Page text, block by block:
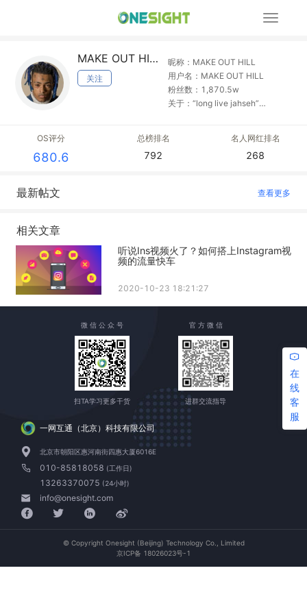
展
MAKE OUT HILL
关注
昵称：MAKE OUT HILL
用户名：MAKE OUT HILL
粉丝数：1,870.5w
关于：“long live jahseh”
OS评分
680.6
总榜排名
792
名人网红排名
268
最新帖文 查看更多
相关文章
听说Ins视频火了？如何搭上Instagram视
频的流量快车
2020-10-23 18:21:27
在
线
客
服
一网互通（北京）科技有限公司
北京市朝阳区惠河南街四惠大厦6016E
010-85818058 (工作日)
13263370075 (24小时)
info@onesight.com
微 信 公 众 号
扫TA学习更多干货
官 方 微 信
进群交流指导
© Copyright Onesight (Beijing) Technology Co., Limited
京ICP备 18026023号-1